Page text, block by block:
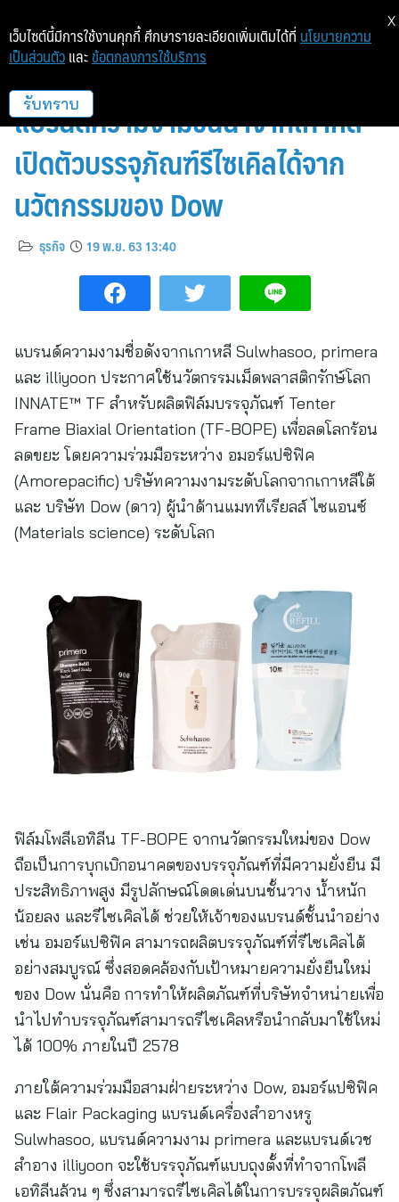
สวยรักษ์โลก! Sulwhasoo และ
แบรนด์ความงามชั้นนำจากเกาหลี
เปิดตัวบรรจุภัณฑ์รีไซเคิลได้จาก
นวัตกรรมของ Dow
ธุรกิจ 19 พ.ย. 63 13:40
แบรนด์ความงามชื่อดังจากเกาหลี Sulwhasoo, primera
และ illiyoon ประกาศใช้นวัตกรรมเม็ดพลาสติกรักษ์โลก
INNATE™ TF สำหรับผลิตฟิล์มบรรจุภัณฑ์ Tenter
Frame Biaxial Orientation (TF-BOPE) เพื่อลดโลกร้อน
ลดขยะ โดยความร่วมมือระหว่าง อมอร์แปซิฟิค
(Amorepacific) บริษัทความงามระดับโลกจากเกาหลีใต้
และ บริษัท Dow (ดาว) ผู้นำด้านแมททีเรียลส์ ไซแอนซ์
(Materials science) ระดับโลก
ฟิล์มโพลีเอทิลีน TF-BOPE จากนวัตกรรมใหม่ของ Dow
ถือเป็นการบุกเบิกอนาคตของบรรจุภัณฑ์ที่มีความยั่งยืน มี
ประสิทธิภาพสูง มีรูปลักษณ์โดดเด่นบนชั้นวาง น้ำหนัก
น้อยลง และรีไซเคิลได้ ช่วยให้เจ้าของแบรนด์ชั้นนำอย่าง
เช่น อมอร์แปซิฟิค สามารถผลิตบรรจุภัณฑ์ที่รีไซเคิลได้
อย่างสมบูรณ์ ซึ่งสอดคล้องกับเป้าหมายความยั่งยืนใหม่
ของ Dow นั่นคือ การทำให้ผลิตภัณฑ์ที่บริษัทจำหน่ายเพื่อ
นำไปทำบรรจุภัณฑ์สามารถรีไซเคิลหรือนำกลับมาใช้ใหม่
ได้ 100% ภายในปี 2578
ภายใต้ความร่วมมือสามฝ่ายระหว่าง Dow, อมอร์แปซิฟิค
และ Flair Packaging แบรนด์เครื่องสำอางหรู
Sulwhasoo, แบรนด์ความงาม primera และแบรนด์เวช
สำอาง illiyoon จะใช้บรรจุภัณฑ์แบบถุงตั้งที่ทำจากโพลี
เอทิลีนล้วน ๆ ซึ่งสามารถรีไซเคิลได้ในการบรรจุผลิตภัณฑ์
เว็บไซต์นี้มีการใช้งานคุกกี้ ศึกษารายละเอียดเพิ่มเติมได้ที่ นโยบายความ
เป็นส่วนตัว และ ข้อตกลงการใช้บริการ
รับทราบ
X